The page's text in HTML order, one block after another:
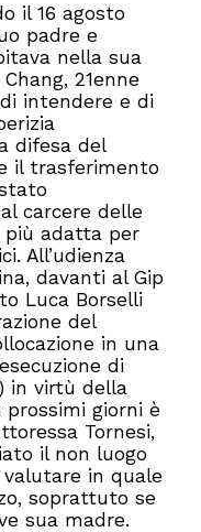
il 16 agosto
padre e
nella sua
21enne
intendere e di
difesa del
il trasferimento
carcere delle
adatta per
All’udienza
davanti al Gip
Luca Borselli
del
in una
di
in virtù della
prossimi giorni è
Tornesi,
il non luogo
in quale
soprattuto se
sua madre.